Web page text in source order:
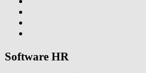
Software HR